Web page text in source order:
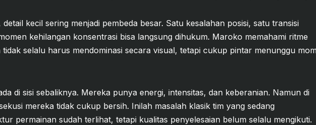
detail kecil sering menjadi pembeda besar. Satu kesalahan posisi, satu transisi
kehilangan konsentrasi bisa langsung dihukum. Maroko memahami ritme
selalu harus mendominasi secara visual, tetapi cukup pintar menunggu
di sisi sebaliknya. Mereka punya energi, intensitas, dan keberanian. Namun di
mereka tidak cukup bersih. Inilah masalah klasik tim yang sedang
permainan sudah terlihat, tetapi kualitas penyelesaian belum selalu mengikuti.